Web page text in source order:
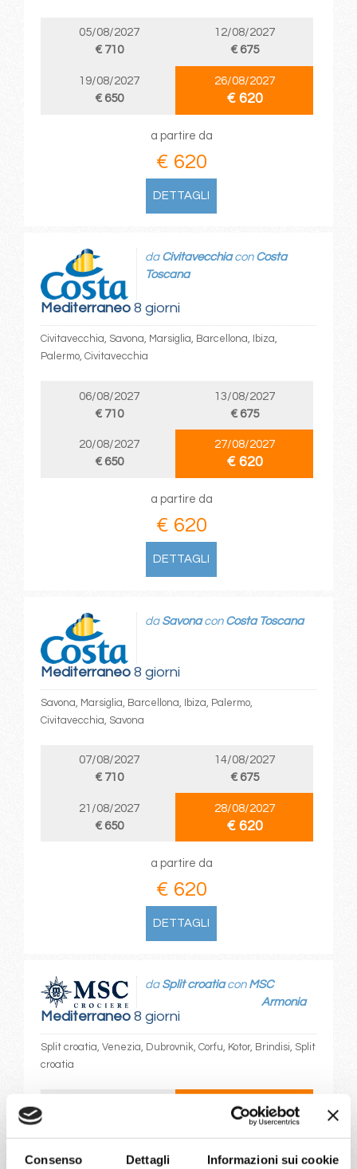
Consenso Dettagli Informazioni sui cookie
05/08/2027
€ 710
12/08/2027
€ 675
19/08/2027
€ 650
26/08/2027
€ 620
a partire da
€ 620
DETTAGLI
Mediterraneo8 giorni
da Civitavecchiacon Costa
Toscana
Civitavecchia, Savona, Marsiglia, Barcellona, Ibiza,
Palermo, Civitavecchia
06/08/2027
€ 710
13/08/2027
€ 675
20/08/2027
€ 650
27/08/2027
€ 620
a partire da
€ 620
DETTAGLI
Mediterraneo8 giorni
da Savonacon Costa Toscana
Savona, Marsiglia, Barcellona, Ibiza, Palermo,
Civitavecchia, Savona
07/08/2027
€ 710
14/08/2027
€ 675
21/08/2027
€ 650
28/08/2027
€ 620
a partire da
€ 620
DETTAGLI
Mediterraneo8 giorni
da Split croatiacon MSC
Armonia
Split croatia, Venezia, Dubrovnik, Corfu, Kotor, Brindisi, Split
croatia
12/06/2027
€ 639
26/06/2027